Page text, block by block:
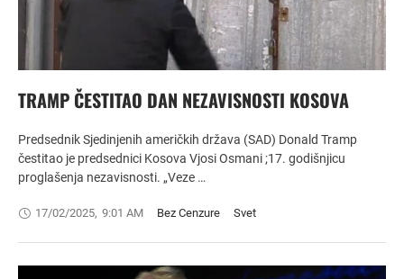
TRAMP ČESTITAO DAN NEZAVISNOSTI KOSOVA
Predsednik Sjedinjenih američkih država (SAD) Donald Tramp
čestitao je predsednici Kosova Vjosi Osmani ;17. godišnjicu
proglašenja nezavisnosti. „Veze …
17/02/2025, 9:01 AM Bez Cenzure Svet